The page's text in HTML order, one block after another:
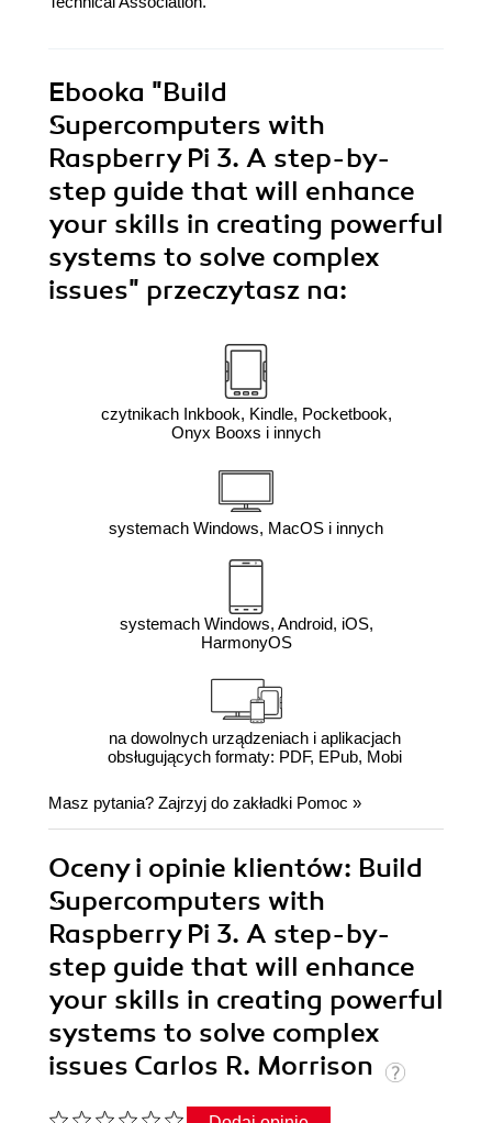
Ebooka "Build
Supercomputers with
Raspberry Pi 3. A step-by-
step guide that will enhance
your skills in creating powerful
systems to solve complex
issues" przeczytasz na:
czytnikach Inkbook, Kindle, Pocketbook,
Onyx Booxs i innych
systemach Windows, MacOS i innych
systemach Windows, Android, iOS,
HarmonyOS
na dowolnych urządzeniach i aplikacjach
obsługujących formaty: PDF, EPub, Mobi
Masz pytania? Zajrzyj do zakładki Pomoc »
Oceny i opinie klientów: Build
Supercomputers with
Raspberry Pi 3. A step-by-
step guide that will enhance
your skills in creating powerful
systems to solve complex
issues Carlos R. Morrison